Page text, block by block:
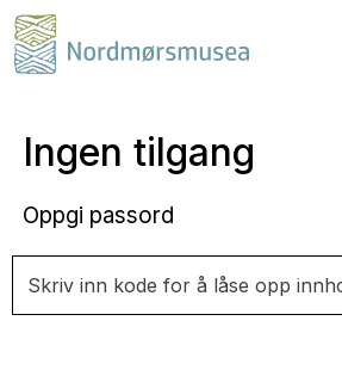
Ingen tilgang
Oppgi passord